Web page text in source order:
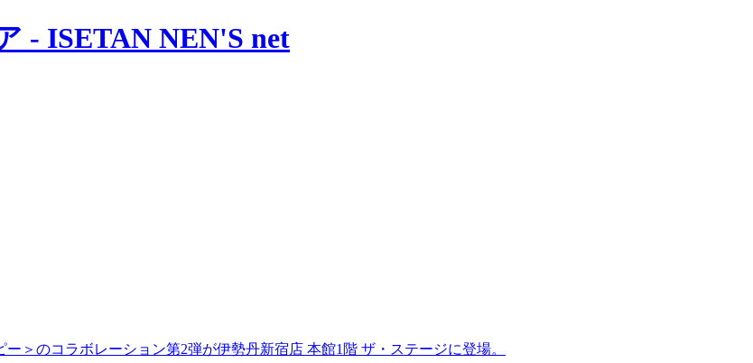
- ISETAN NEN'S net
＞のコラボレーション第2弾が伊勢丹新宿店 本館1階 ザ・ステージに登場。